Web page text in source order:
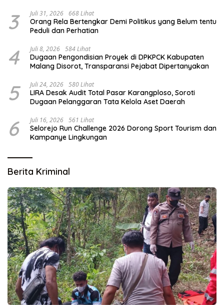
3 Juli 31, 2026 668 Lihat
Orang Rela Bertengkar Demi Politikus yang Belum tentu
Peduli dan Perhatian
4 Juli 8, 2026 584 Lihat
Dugaan Pengondisian Proyek di DPKPCK Kabupaten
Malang Disorot, Transparansi Pejabat Dipertanyakan
5 Juli 24, 2026 580 Lihat
LIRA Desak Audit Total Pasar Karangploso, Soroti
Dugaan Pelanggaran Tata Kelola Aset Daerah
6 Juli 16, 2026 561 Lihat
Selorejo Run Challenge 2026 Dorong Sport Tourism dan
Kampanye Lingkungan
Berita Kriminal